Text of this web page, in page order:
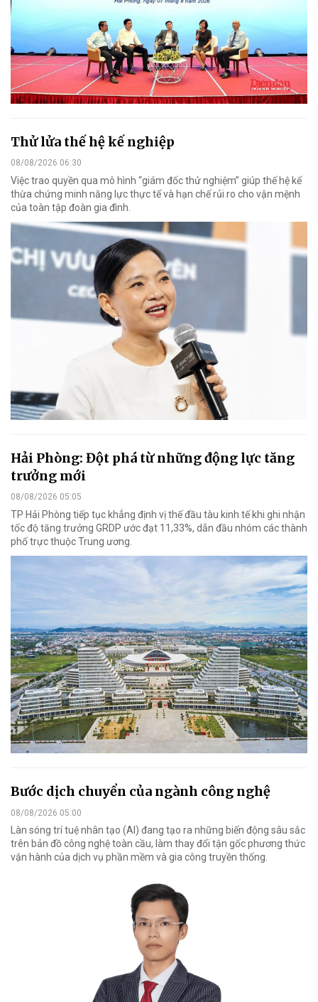
Thử lửa thế hệ kế nghiệp
08/08/2026 06:30
Việc trao quyền qua mô hình “giám đốc thử nghiệm” giúp thế hệ kế
thừa chứng minh năng lực thực tế và hạn chế rủi ro cho vận mệnh
của toàn tập đoàn gia đình.
Hải Phòng: Đột phá từ những động lực tăng
trưởng mới
08/08/2026 05:05
TP Hải Phòng tiếp tục khẳng định vị thế đầu tàu kinh tế khi ghi nhận
tốc độ tăng trưởng GRDP ước đạt 11,33%, dẫn đầu nhóm các thành
phố trực thuộc Trung ương.
Bước dịch chuyển của ngành công nghệ
08/08/2026 05:00
Làn sóng trí tuệ nhân tạo (AI) đang tạo ra những biến động sâu sắc
trên bản đồ công nghệ toàn cầu, làm thay đổi tận gốc phương thức
vận hành của dịch vụ phần mềm và gia công truyền thống.